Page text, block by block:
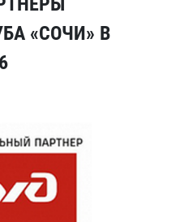
«СОЧИ» В